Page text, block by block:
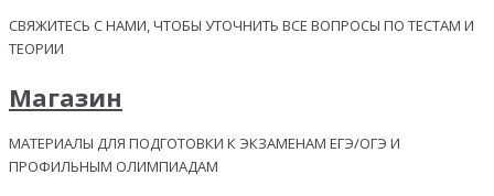
СВЯЖИТЕСЬ С НАМИ, ЧТОБЫ УТОЧНИТЬ ВСЕ ВОПРОСЫ ПО ТЕСТАМ И
ТЕОРИИ
Магазин
МАТЕРИАЛЫ ДЛЯ ПОДГОТОВКИ К ЭКЗАМЕНАМ ЕГЭ/ОГЭ И
ПРОФИЛЬНЫМ ОЛИМПИАДАМ